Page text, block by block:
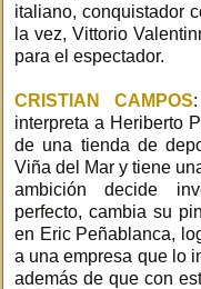
italiano, conquistador
la vez, Vittorio
para el espectador.
CRISTIAN CAMPOS
interpreta a Heriberto
de una tienda de
Viña del Mar y tiene
ambición decide
perfecto, cambia su
en Eric Peñablanca,
a una empresa que lo
además de que con